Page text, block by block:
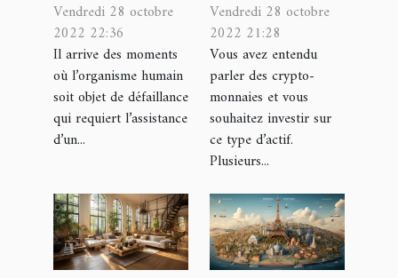
Vendredi 28 octobre
2022 22:36
Il arrive des moments
où l’organisme humain
soit objet de défaillance
qui requiert l’assistance
d’un...
crypto-
monnaies
Vendredi 28 octobre
2022 21:28
Vous avez entendu
parler des crypto-
monnaies et vous
souhaitez investir sur
ce type d’actif.
Plusieurs...